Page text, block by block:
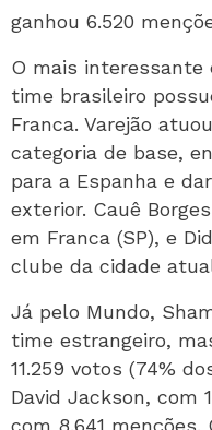
ganhou 6.520
O mais
time brasileiro
Franca. Varejão
categoria de base,
para a Espanha e
exterior. Cauê
em Franca (SP), e
clube da cidade
Já pelo Mundo,
time estrangeiro,
11.259 votos (74%
David Jackson, com
com 8.641